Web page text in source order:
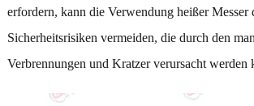
erfordern, kann die Verwendung heißer Messer
Sicherheitsrisiken vermeiden, die durch den
Verbrennungen und Kratzer verursacht werden